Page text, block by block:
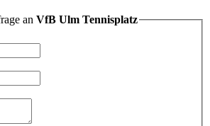
an VfB Ulm Tennisplatz